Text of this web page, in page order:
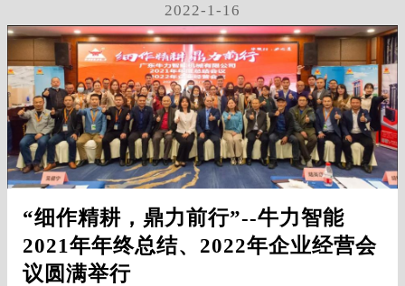
2022-1-16
“细作精耕，鼎力前行”--牛力智能
2021年年终总结、2022年企业经营会
议圆满举行